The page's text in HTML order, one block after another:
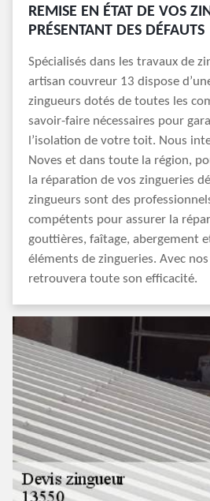
REMISE EN ÉTAT DE VOS
PRÉSENTANT DES DÉFAUTS
Spécialisés dans les travaux de
artisan couvreur 13 dispose
zingueurs dotés de toutes les
savoir-faire nécessaires pour
l’isolation de votre toit. Nous
Noves et dans toute la région,
la réparation de vos zingueries
zingueurs sont des
compétents pour assurer la
gouttières, faîtage, abergement
éléments de zingueries. Avec
retrouvera toute son efficacité.